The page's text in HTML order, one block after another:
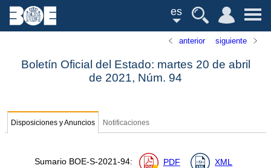
es
anterior siguiente
Boletín Oficial del Estado: martes 20 de abril
de 2021, Núm. 94
Disposiciones y Anuncios Notificaciones
Sumario BOE-S-2021-94: PDF XML